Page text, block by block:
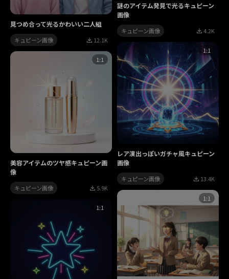
謎のアイテム発見で光るキュピーン
画像
キュピーン画像 4.2K
見つめ合って光るかわいい二人組
キュピーン画像
12.1K
1:1
レア演出っぽいガチャ風キュピーン
画像
キュピーン画像 13.4K
1:1
美容アイテムのツヤ感キュピーン画
像
キュピーン画像
5.9K
1:1
1:1